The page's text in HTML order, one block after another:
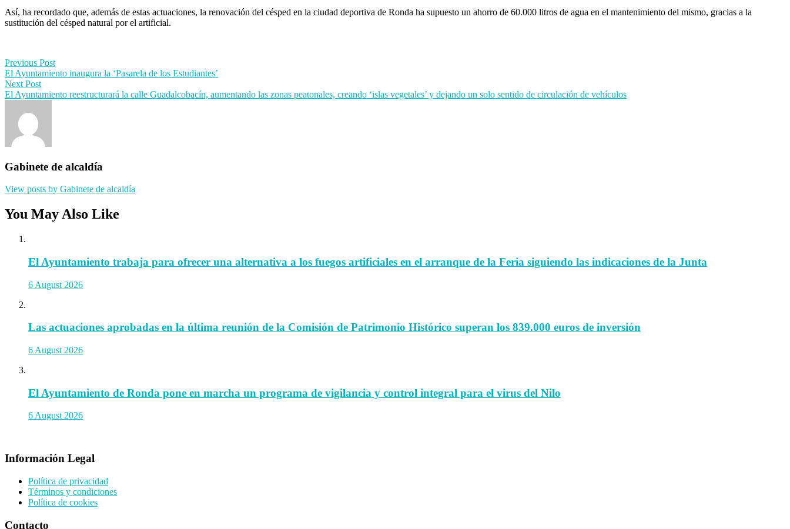
Así, ha recordado que, además de estas actuaciones, la renovación del césped en la ciudad deportiva de Ronda ha supuesto un ahorro de 60.000 litros de agua en el mantenimiento del mismo, gracias a la
sustitución del césped natural por el artificial.
Post
navigation
Previous Post
El Ayuntamiento inaugura la ‘Pasarela de los Estudiantes’
Next Post
El Ayuntamiento reestructurará la calle Guadalcobacín, aumentando las zonas peatonales, creando ‘islas vegetales’ y dejando un solo sentido de circulación de vehículos
Gabinete de alcaldía
View posts by Gabinete de alcaldía
You May Also Like
El Ayuntamiento trabaja para ofrecer una alternativa a los fuegos artificiales en el arranque de la Feria siguiendo las indicaciones de la Junta
6 August 2026
Las actuaciones aprobadas en la última reunión de la Comisión de Patrimonio Histórico superan los 839.000 euros de inversión
6 August 2026
El Ayuntamiento de Ronda pone en marcha un programa de vigilancia y control integral para el virus del Nilo
6 August 2026
Información Legal
Política de privacidad
Términos y condiciones
Política de cookies
Contacto